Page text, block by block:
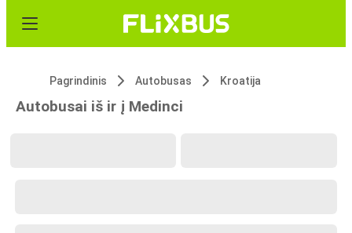
Pagrindinis Autobusas Kroatija
Autobusai iš ir į Medinci